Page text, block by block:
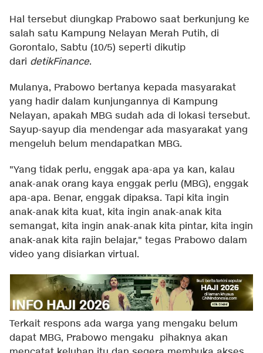
Hal tersebut diungkap Prabowo saat berkunjung ke
salah satu Kampung Nelayan Merah Putih, di
Gorontalo, Sabtu (10/5) seperti dikutip
dari detikFinance.
Mulanya, Prabowo bertanya kepada masyarakat
yang hadir dalam kunjungannya di Kampung
Nelayan, apakah MBG sudah ada di lokasi tersebut.
Sayup-sayup dia mendengar ada masyarakat yang
mengeluh belum mendapatkan MBG.
"Yang tidak perlu, enggak apa-apa ya kan, kalau
anak-anak orang kaya enggak perlu (MBG), enggak
apa-apa. Benar, enggak dipaksa. Tapi kita ingin
anak-anak kita kuat, kita ingin anak-anak kita
semangat, kita ingin anak-anak kita pintar, kita ingin
anak-anak kita rajin belajar," tegas Prabowo dalam
video yang disiarkan virtual.
Terkait respons ada warga yang mengaku belum
dapat MBG, Prabowo mengaku pihaknya akan